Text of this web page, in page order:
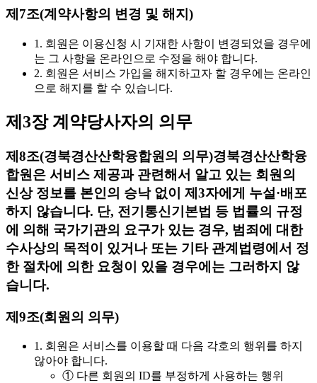
제7조(계약사항의 변경 및 해지)
1. 회원은 이용신청 시 기재한 사항이 변경되었을 경우에
는 그 사항을 온라인으로 수정을 해야 합니다.
2. 회원은 서비스 가입을 해지하고자 할 경우에는 온라인
으로 해지를 할 수 있습니다.
제3장 계약당사자의 의무
제8조(경북경산산학융합원의 의무)경북경산산학융
합원은 서비스 제공과 관련해서 알고 있는 회원의
신상 정보를 본인의 승낙 없이 제3자에게 누설·배포
하지 않습니다. 단, 전기통신기본법 등 법률의 규정
에 의해 국가기관의 요구가 있는 경우, 범죄에 대한
수사상의 목적이 있거나 또는 기타 관계법령에서 정
한 절차에 의한 요청이 있을 경우에는 그러하지 않
습니다.
제9조(회원의 의무)
1. 회원은 서비스를 이용할 때 다음 각호의 행위를 하지
않아야 합니다.
① 다른 회원의 ID를 부정하게 사용하는 행위